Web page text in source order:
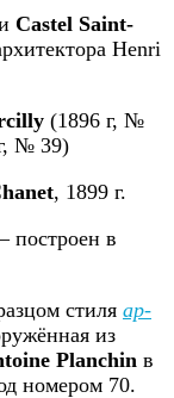
Castel Saint-
Henri
(1896 г, №
№ 39)
, 1899 г.
построен в
стиля ар-
из
Planchin в
номером 70.